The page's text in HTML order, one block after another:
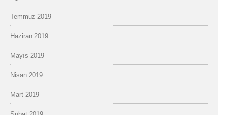
Temmuz 2019
Haziran 2019
Mayıs 2019
Nisan 2019
Mart 2019